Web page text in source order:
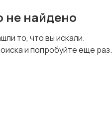
не найдено
то, что вы искали.
и попробуйте еще раз.